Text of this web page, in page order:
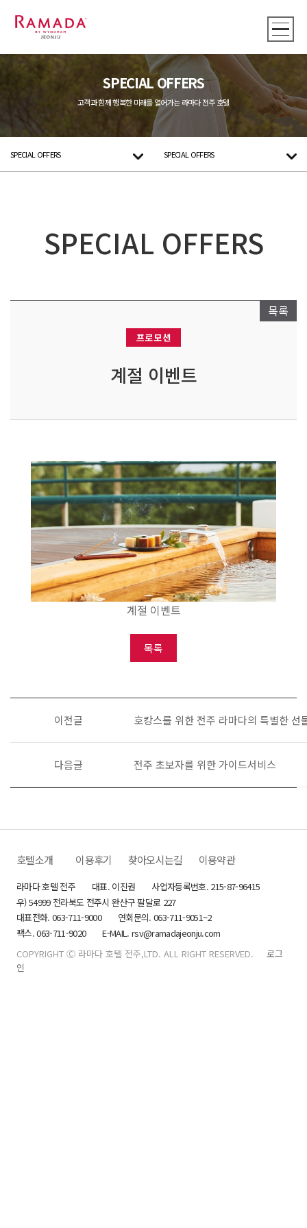
SPECIAL OFFERS
고객과 함께 행복한 미래를 열어가는 라마다 전주 호텔
SPECIAL OFFERS SPECIAL OFFERS
SPECIAL OFFERS
목록
프로모션
계절 이벤트
계절 이벤트
목록
게시판
이전글 호캉스를 위한 전주 라마다의 특별한 선
다음글 전주 초보자를 위한 가이드서비스
호텔소개 이용후기 찾아오시는길 이용약관
라마다 호텔 전주 대표. 이진권
사업자등록번호. 215-87-96415
우) 54999 전라북도 전주시 완산구 팔달로 227
대표전화. 063-711-9000
연회문의. 063-711-9051~2
팩스. 063-711-9020
E-MAIL. rsv@ramadajeonju.com
COPYRIGHT Ⓒ 라마다 호텔 전주,LTD. ALL RIGHT RESERVED.
로그
인